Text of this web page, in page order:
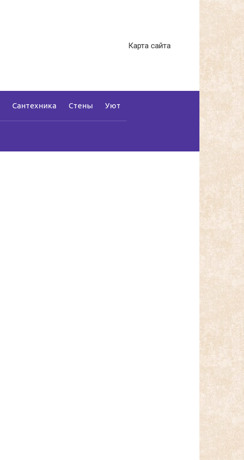
Карта сайта
Сантехника Стены Уют